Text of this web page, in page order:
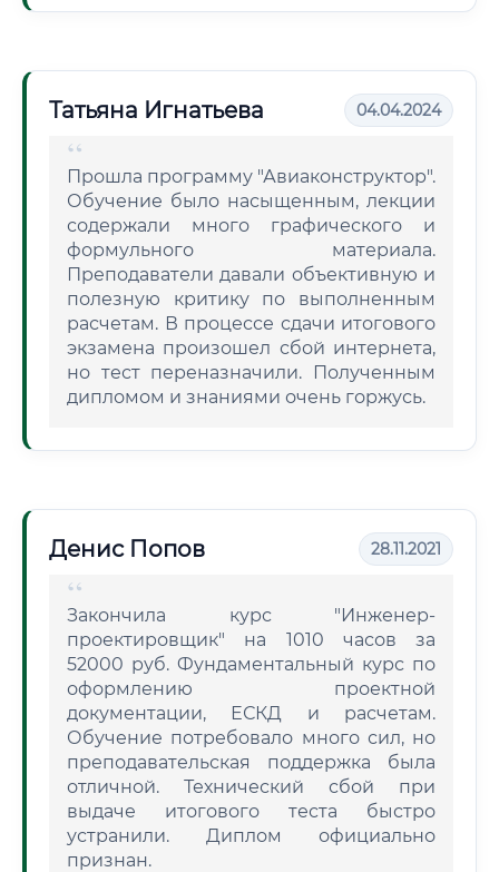
Татьяна Игнатьева 04.04.2024
Прошла программу "Авиаконструктор".
Обучение было насыщенным, лекции
содержали много графического и
формульного материала.
Преподаватели давали объективную и
полезную критику по выполненным
расчетам. В процессе сдачи итогового
экзамена произошел сбой интернета,
но тест переназначили. Полученным
дипломом и знаниями очень горжусь.
Денис Попов 28.11.2021
Закончила курс "Инженер-
проектировщик" на 1010 часов за
52000 руб. Фундаментальный курс по
оформлению проектной
документации, ЕСКД и расчетам.
Обучение потребовало много сил, но
преподавательская поддержка была
отличной. Технический сбой при
выдаче итогового теста быстро
устранили. Диплом официально
признан.